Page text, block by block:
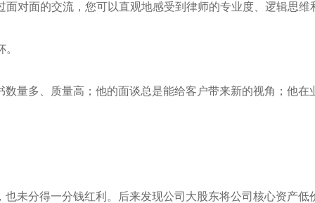
对面的交流，您可以直观地感受到律师的专业度、逻辑思维
量多、质量高；他的面谈总是能给客户带来新的视角；他在
未分得一分钱红利。后来发现公司大股东将公司核心资产低